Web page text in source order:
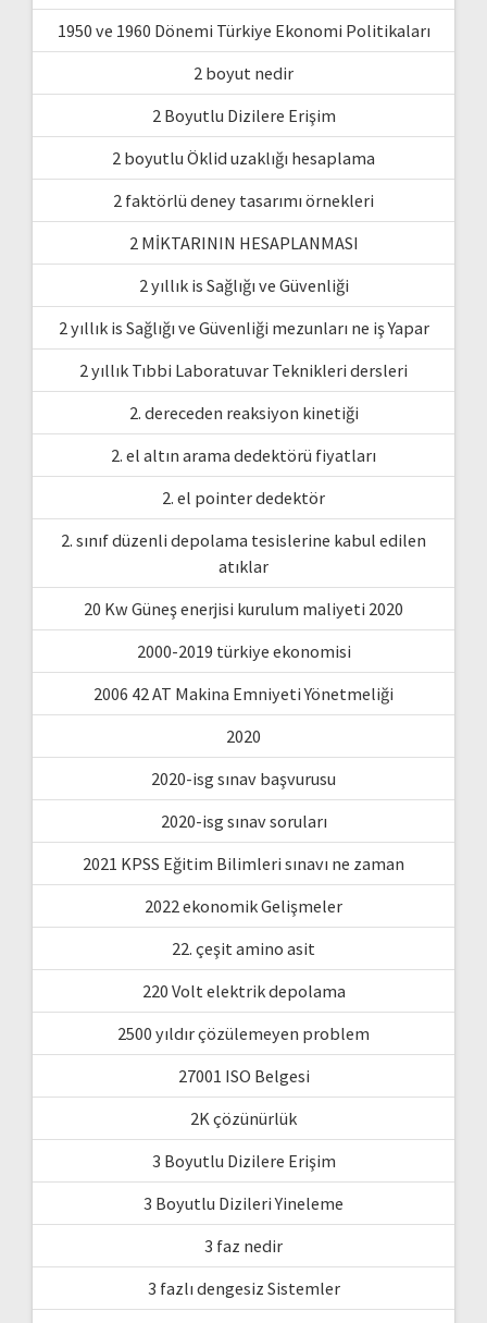
1950 ve 1960 Dönemi Türkiye Ekonomi Politikaları
2 boyut nedir
2 Boyutlu Dizilere Erişim
2 boyutlu Öklid uzaklığı hesaplama
2 faktörlü deney tasarımı örnekleri
2 MİKTARININ HESAPLANMASI
2 yıllık is Sağlığı ve Güvenliği
2 yıllık is Sağlığı ve Güvenliği mezunları ne iş Yapar
2 yıllık Tıbbi Laboratuvar Teknikleri dersleri
2. dereceden reaksiyon kinetiği
2. el altın arama dedektörü fiyatları
2. el pointer dedektör
2. sınıf düzenli depolama tesislerine kabul edilen
atıklar
20 Kw Güneş enerjisi kurulum maliyeti 2020
2000-2019 türkiye ekonomisi
2006 42 AT Makina Emniyeti Yönetmeliği
2020
2020-isg sınav başvurusu
2020-isg sınav soruları
2021 KPSS Eğitim Bilimleri sınavı ne zaman
2022 ekonomik Gelişmeler
22. çeşit amino asit
220 Volt elektrik depolama
2500 yıldır çözülemeyen problem
27001 ISO Belgesi
2K çözünürlük
3 Boyutlu Dizilere Erişim
3 Boyutlu Dizileri Yineleme
3 faz nedir
3 fazlı dengesiz Sistemler